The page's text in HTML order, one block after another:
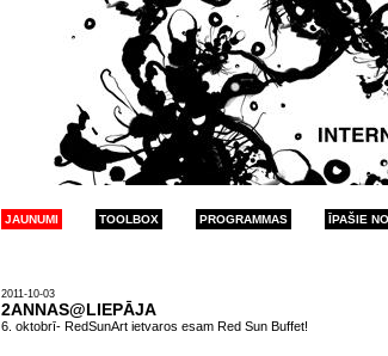
JAUNUMI TOOLBOX PROGRAMMAS ĪPAŠIE
2011-10-03
2ANNAS@LIEPĀJA
6. oktobrī- RedSunArt ietvaros esam Red Sun Buffet!